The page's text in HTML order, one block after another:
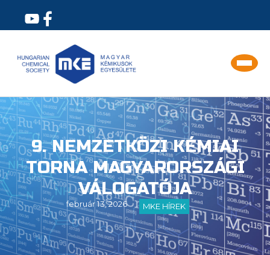
9. NEMZETKÖZI KÉMIAI
TORNA MAGYARORSZÁGI
VÁLOGATÓJA
február 13, 2026 MKE HÍREK